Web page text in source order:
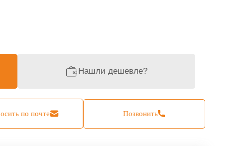
Нашли дешевле?
по почте Позвонить